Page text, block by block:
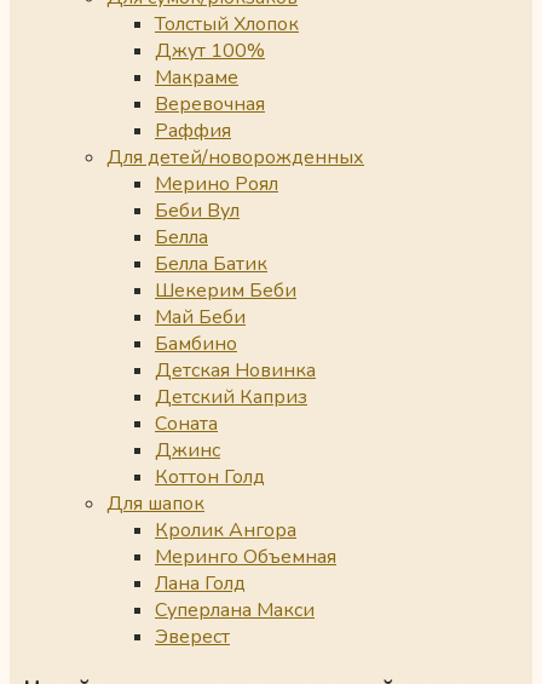
Толстый Хлопок
Джут 100%
Макраме
Веревочная
Раффия
Для детей/новорожденных
Мерино Роял
Беби Вул
Белла
Белла Батик
Шекерим Беби
Май Беби
Бамбино
Детская Новинка
Детский Каприз
Соната
Джинс
Коттон Голд
Для шапок
Кролик Ангора
Меринго Объемная
Лана Голд
Суперлана Макси
Эверест